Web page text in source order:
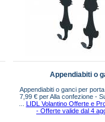
Appendiabiti o
Appendiabiti o ganci per
7,99 € per Alla confezione -
LIDL Volantino Offerte e
- Offerte valide dal 4